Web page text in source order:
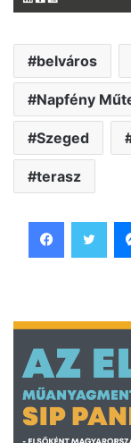
belváros
Napfény
Szeged
terasz